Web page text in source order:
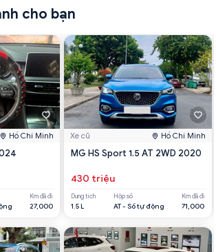
cho bạn
Hồ Chí Minh
Km đã đi
27,000
Xe cũ Hồ Chí Minh
MG HS Sport 1.5 AT 2WD 2020
430 triệu
Dung tích
1.5 L
Hộp số
AT - Số tự động
Km đã đi
71,000